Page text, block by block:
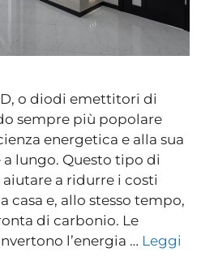
o diodi emettitori di
sempre più popolare
energetica e alla sua
lungo. Questo tipo di
a ridurre i costi
casa e, allo stesso tempo,
di carbonio. Le
l’energia … Leggi